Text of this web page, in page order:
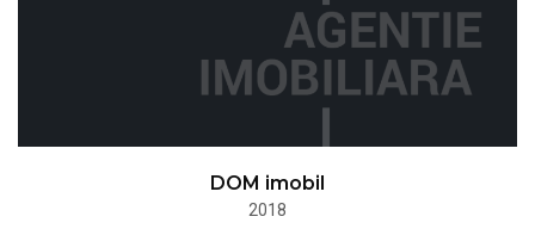
DOM imobil
2018